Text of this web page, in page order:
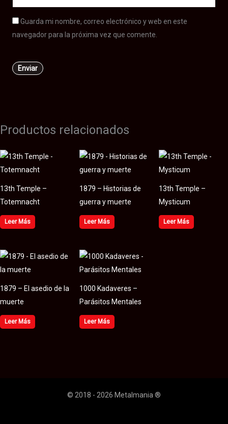
Guarda mi nombre, correo electrónico y web en este
navegador para la próxima vez que comente.
Productos relacionados
13th Temple –
Totemnacht
Leer Más
1879 – Historias de
guerra y muerte
Leer Más
13th Temple –
Mysticum
Leer Más
1879 – El asedio de la
muerte
Leer Más
1000 Kadaveres –
Parásitos Mentales
Leer Más
© 2018 - 2026 Metalmania ®